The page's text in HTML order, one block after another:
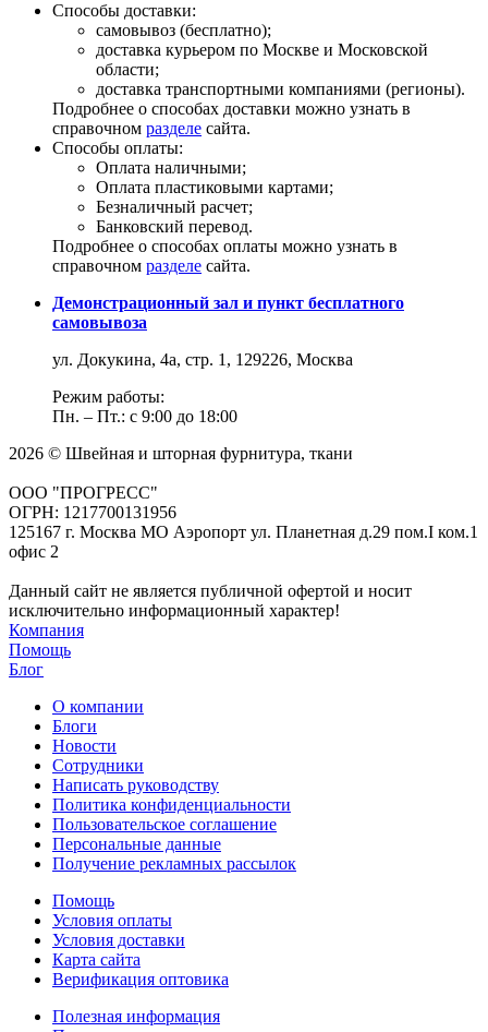
Способы доставки:
самовывоз (бесплатно);
доставка курьером по Москве и Московской
области;
доставка транспортными компаниями (регионы).
Подробнее о способах доставки можно узнать в
справочном разделе сайта.
Способы оплаты:
Оплата наличными;
Оплата пластиковыми картами;
Безналичный расчет;
Банковский перевод.
Подробнее о способах оплаты можно узнать в
справочном разделе сайта.
Демонстрационный зал и пункт бесплатного
самовывоза
ул. Докукина, 4а, стр. 1, 129226, Москва
Режим работы:
Пн. – Пт.: с 9:00 до 18:00
2026 © Швейная и шторная фурнитура, ткани
ООО "ПРОГРЕСС"
ОГРН: 1217700131956
125167 г. Москва МО Аэропорт ул. Планетная д.29 пом.I ком.1
офис 2
Данный сайт не является публичной офертой и носит
исключительно информационный характер!
Компания
Помощь
Блог
О компании
Блоги
Новости
Сотрудники
Написать руководству
Политика конфиденциальности
Пользовательское соглашение
Персональные данные
Получение рекламных рассылок
Помощь
Условия оплаты
Условия доставки
Карта сайта
Верификация оптовика
Полезная информация